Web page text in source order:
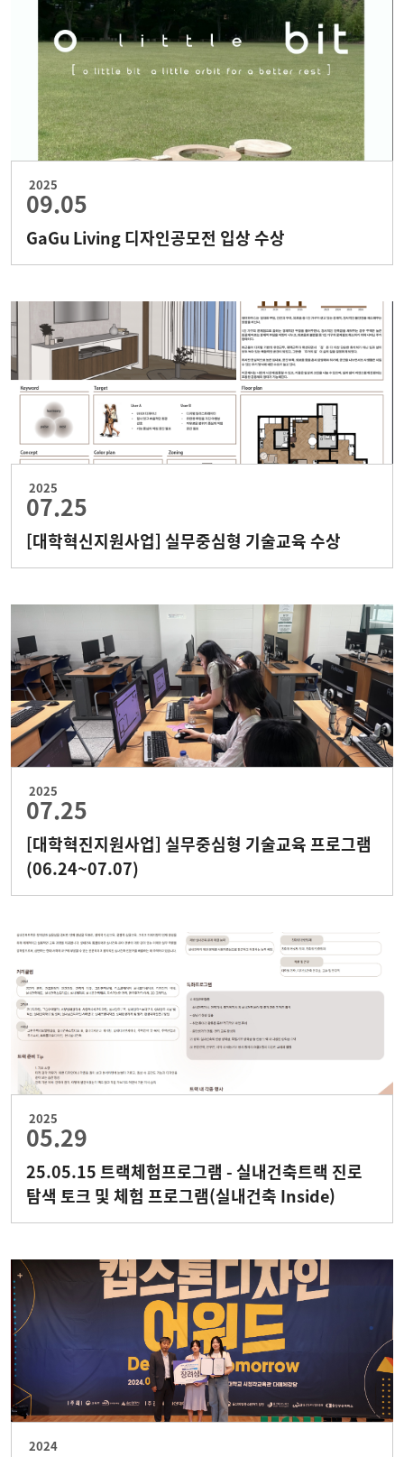
2025
09.05
GaGu Living 디자인공모전 입상 수상
2025
07.25
[대학혁신지원사업] 실무중심형 기술교육 수상
2025
07.25
[대학혁진지원사업] 실무중심형 기술교육 프로그램
(06.24~07.07)
2025
05.29
25.05.15 트랙체험프로그램 - 실내건축트랙 진로
탐색 토크 및 체험 프로그램(실내건축 Inside)
2024